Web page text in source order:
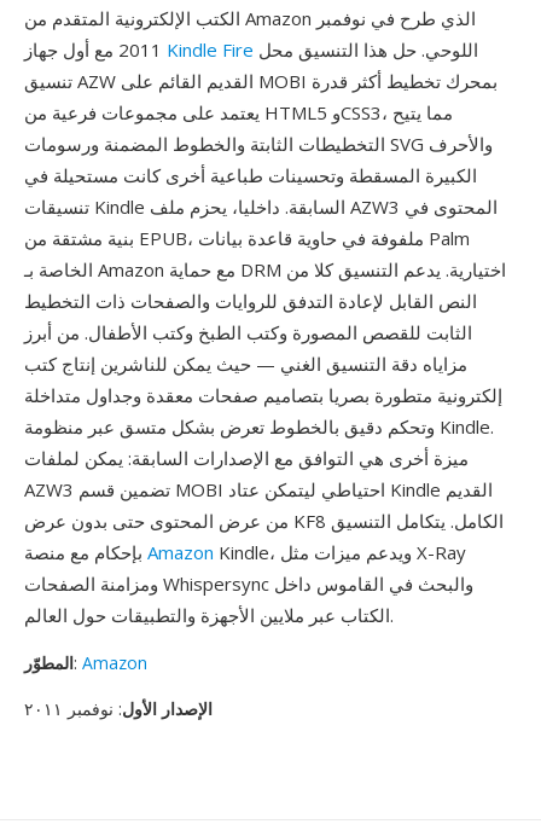
الكتب الإلكترونية المتقدم من Amazon الذي طرح في نوفمبر
Kindle Fire
تنسيق AZW القديم القائم على MOBI بمحرك تخطيط أكثر قدرة
يعتمد على مجموعات فرعية من HTML5 وCSS3، مما يتيح
التخطيطات الثابتة والخطوط المضمنة ورسومات SVG والأحرف
الكبيرة المسقطة وتحسينات طباعية أخرى كانت مستحيلة في
تنسيقات Kindle السابقة. داخليا، يحزم ملف AZW3 المحتوى في
بنية مشتقة من EPUB، ملفوفة في حاوية قاعدة بيانات Palm
الخاصة بـ Amazon مع حماية DRM اختيارية. يدعم التنسيق كلا من
النص القابل لإعادة التدفق للروايات والصفحات ذات التخطيط
الثابت للقصص المصورة وكتب الطبخ وكتب الأطفال. من أبرز
مزاياه دقة التنسيق الغني — حيث يمكن للناشرين إنتاج كتب
إلكترونية متطورة بصريا بتصاميم صفحات معقدة وجداول متداخلة
وتحكم دقيق بالخطوط تعرض بشكل متسق عبر منظومة Kindle.
ميزة أخرى هي التوافق مع الإصدارات السابقة: يمكن لملفات
AZW3 تضمين قسم MOBI احتياطي ليتمكن عتاد Kindle القديم
من عرض المحتوى حتى بدون عرض KF8 الكامل. يتكامل التنسيق
Amazon Kindle، ويدعم ميزات مثل X-Ray
ومزامنة الصفحات Whispersync والبحث في القاموس داخل
الكتاب عبر ملايين الأجهزة والتطبيقات حول العالم.
المطوّر: Amazon
الإصدار الأول: نوفمبر ٢٠١١